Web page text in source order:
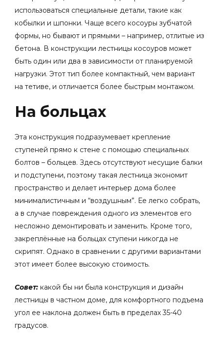
использоваться специальные детали, такие как
кобылки и шпонки. Чаще всего косоуры зубчатой
формы, но бывают и прямыми – например, отлитые из
бетона. В конструкции лестницы косоуров может
быть один или два в зависимости от планируемой
нагрузки. Этот тип более компактный, чем вариант
на тетиве, и отличается более быстрым монтажом.
На больцах
Эта конструкция подразумевает крепление
ступеней прямо к стене с помощью специальных
болтов – больцев. Здесь отсутствуют несущие балки
и подступени, поэтому такая лестница экономит
пространство и делает интерьер дома более
минималистичным и “воздушным”. Ее легко собрать,
а в случае повреждения одного из элементов его
несложно демонтировать и заменить. Кроме того,
закреплённые на больцах ступени никогда не
скрипят. Однако в сравнении с другими вариантами
этот имеет более высокую стоимость.
Совет: какой бы ни была конструкция и дизайн
лестницы в частном доме, для комфортного подъема
угол ее наклона должен быть в пределах 35-40
градусов.